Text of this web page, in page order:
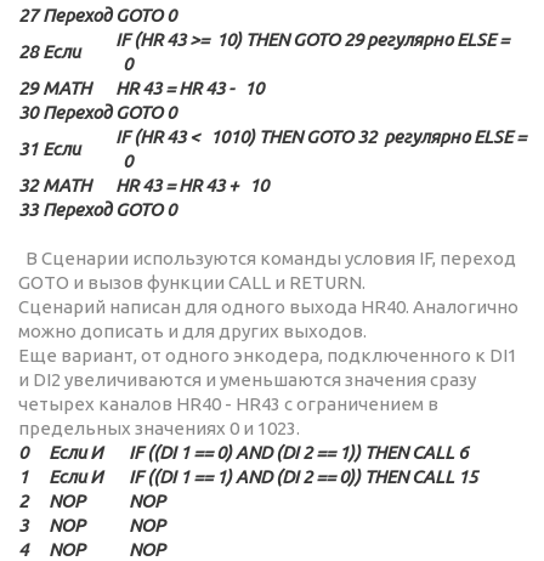
27 Переход GOTO 0
28 Если
IF (HR 43 >= 10) THEN GOTO 29 регулярно ELSE =
0
29 MATH
HR 43 = HR 43 - 10
30 Переход GOTO 0
31 Если
IF (HR 43 < 1010) THEN GOTO 32 регулярно ELSE =
0
32 MATH
HR 43 = HR 43 + 10
33 Переход GOTO 0
В Сценарии используются команды условия IF, переход
GOTO и вызов функции CALL и RETURN.
Сценарий написан для одного выхода HR40. Аналогично
можно дописать и для других выходов.
Еще вариант, от одного энкодера, подключенного к DI1
и DI2 увеличиваются и уменьшаются значения сразу
четырех каналов HR40 - HR43 с ограничением в
предельных значениях 0 и 1023.
0
Если И
IF ((DI 1 == 0) AND (DI 2 == 1)) THEN CALL 6
1
Если И
IF ((DI 1 == 1) AND (DI 2 == 0)) THEN CALL 15
2
NOP
NOP
3
NOP
NOP
4
NOP
NOP